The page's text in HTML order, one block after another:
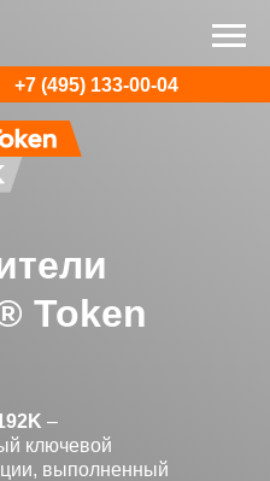
Token
–
ключевой
выполненный
+7 (495) 133-00-04